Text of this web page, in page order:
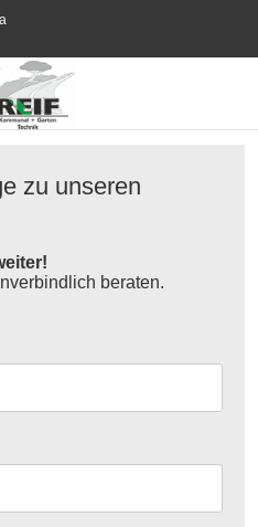
zu unseren
beraten.